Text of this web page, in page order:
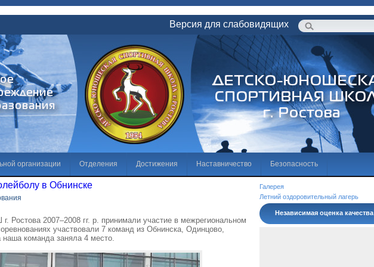
Версия для слабовидящих
организации Отделения Достижения Наставничество Безопасность
Галерея Независимая оценка качества условий осуществления образовательной деятельности
в Обнинске
Ростова 2007–2008 гг. р. принимали участие в межрегиональном
участвовали 7 команд из Обнинска, Одинцово,
наша команда заняла 4 место.
Галерея
Летний оздоровительный лагерь
Независимая оценка качества